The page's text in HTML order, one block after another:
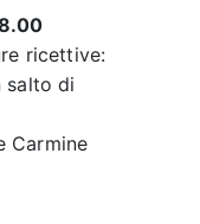
ricettive:
salto di
Carmine